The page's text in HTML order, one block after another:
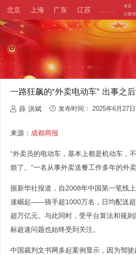
北京 上海 广东 江苏 首页
注册/
一路狂飙的“外卖电动车” 出事之
薛 洪斌 发布时间：2025年6月27日
来源： 成都商报
“外卖员的电动车，基本上都是机动车，
烦了。”一名从事外卖送餐工作多年的外
据新华社报道，自2008年中国第一笔线
速崛起——骑手超1000万名，日均配送
超万亿元。与此同时，受平台算法和规
标超速问题也始终受到关注。
中国裁判文书网多起案例显示，因为驾